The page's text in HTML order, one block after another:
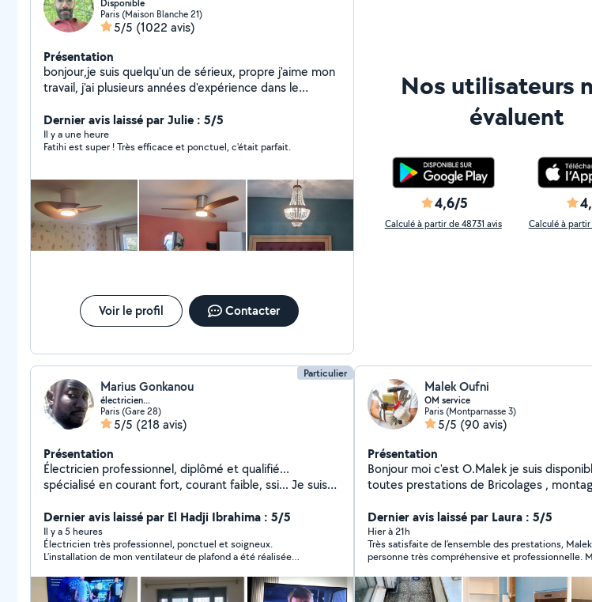
Disponible
Paris (Maison Blanche 21)
5/5 (1022 avis)
Présentation
bonjour,je suis quelqu'un de sérieux, propre j'aime mon
travail, j'ai plusieurs années d'expérience dans le
étagères. Électricité. montage des meubles en kit....
montage de cuisine... Disponible pour venir faire tous
vos travaux avec un prix raisonnable cordialement
Dernier avis laissé par Julie : 5/5
Il y a une heure
Fatihi est super ! Très efficace et ponctuel, c'était parfait.
Voir le profil Contacter
Nos utilisateurs
évaluent
4,6/5
Calculé à partir de 48731 avis Calculé à
Particulier
Marius Gonkanou
électricien...
Paris (Gare 28)
5/5 (218 avis)
Présentation
Électricien professionnel, diplômé et qualifié...
spécialisé en courant fort, courant faible, ssi... Je suis
mon travail soit exécuté selon les normes du métier, je
suis sérieux ,ponctuel et aime atteindre mon objectif...
Outre le volet électricité je fais aussi dans la fixation
des tringles,des supports TV, des rails ainsi que tout
type de fixation murale...
Dernier avis laissé par El Hadji Ibrahima : 5/5
Il y a 5 heures
Électricien très professionnel, ponctuel et soigneux.
L’installation de mon ventilateur de plafond a été réalisée
temps de répondre à mes questions et de s’assurer que tout
fonctionnait parfaitement. Je recommande sans hésitation !
Malek Oufni
OM service
Paris (Montparnasse 3)
5/5 (90 avis)
Présentation
Bonjour moi c'est O.Malek je suis
toutes prestations de Bricolages ,
Mes disponibilités : Tout les jour de la
Dernier avis laissé par Laura : 5/5
Hier à 21h
Très satisfaite de l’ensemble des prestations,
personne très compréhensive et professionnelle.